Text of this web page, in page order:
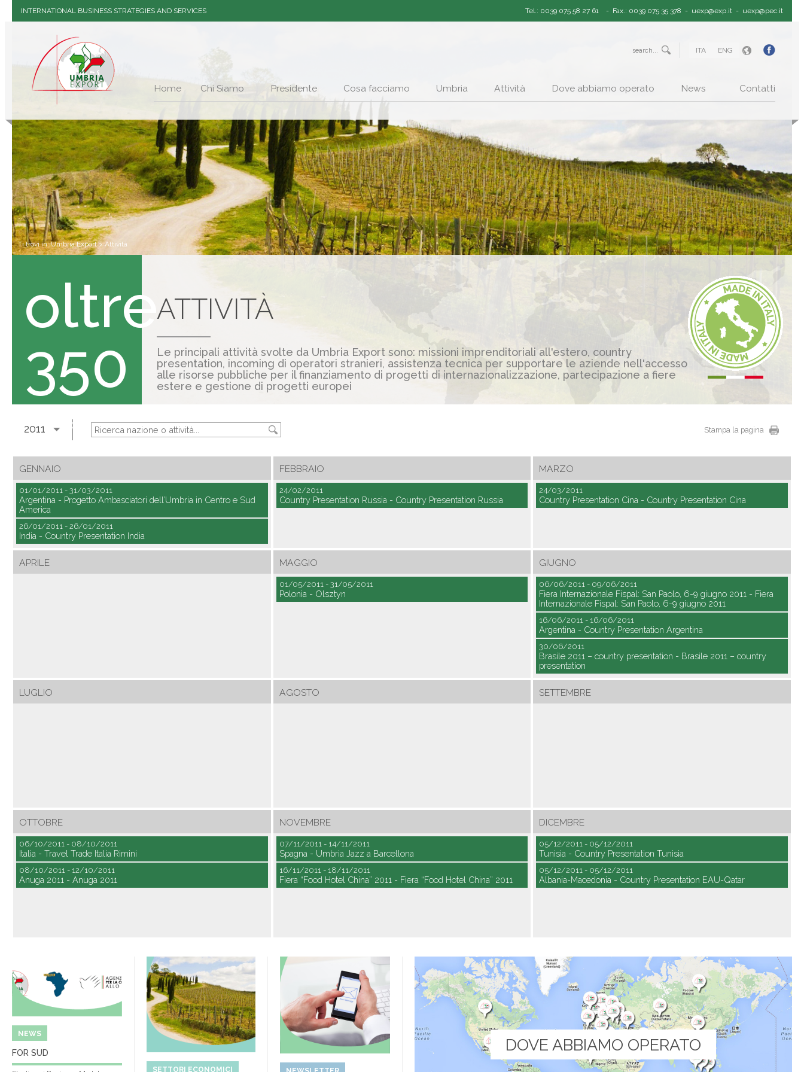
INTERNATIONAL BUSINESS STRATEGIES AND SERVICES Tel.: 0039 075 58 27 61 - Fax.: 0039 075 35 378 - uexp@exp.it - uexp@pec.it
ITA ENG
Home Chi Siamo Presidente Cosa facciamo Umbria Attività Dove abbiamo operato News Contatti
Ti trovi in:Umbria Export>Attività
oltre
350
2011
ATTIVITÀ
Le principali attività svolte da Umbria Export sono: missioni imprenditoriali all'estero, country
presentation, incoming di operatori stranieri, assistenza tecnica per supportare le aziende nell'accesso
alle risorse pubbliche per il finanziamento di progetti di internazionalizzazione, partecipazione a fiere
estere e gestione di progetti europei
2011 Stampa la pagina
GENNAIO
01/01/2011 - 31/03/2011
Argentina - Progetto Ambasciatori dell’Umbria in Centro e Sud
America
26/01/2011 - 26/01/2011
India - Country Presentation India
FEBBRAIO
24/02/2011
Country Presentation Russia - Country Presentation Russia
MARZO
24/03/2011
Country Presentation Cina - Country Presentation Cina
APRILE MAGGIO
01/05/2011 - 31/05/2011
Polonia - Olsztyn
GIUGNO
06/06/2011 - 09/06/2011
Fiera Internazionale Fispal: San Paolo, 6-9 giugno 2011 - Fiera
Internazionale Fispal: San Paolo, 6-9 giugno 2011
16/06/2011 - 16/06/2011
Argentina - Country Presentation Argentina
30/06/2011
Brasile 2011 – country presentation - Brasile 2011 – country
presentation
LUGLIO AGOSTO SETTEMBRE
OTTOBRE
06/10/2011 - 08/10/2011
Italia - Travel Trade Italia Rimini
08/10/2011 - 12/10/2011
Anuga 2011 - Anuga 2011
NOVEMBRE
07/11/2011 - 14/11/2011
Spagna - Umbria Jazz a Barcellona
16/11/2011 - 18/11/2011
Fiera “Food Hotel China” 2011 - Fiera “Food Hotel China” 2011
DICEMBRE
05/12/2011 - 05/12/2011
Tunisia - Country Presentation Tunisia
05/12/2011 - 05/12/2011
Albania-Macedonia - Country Presentation EAU-Qatar
NEWS
FOR SUD
SETTORI ECONOMICI
DOVE ABBIAMO OPERATO